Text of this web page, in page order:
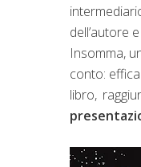
dell’autore
Insomma,
conto:
libro,